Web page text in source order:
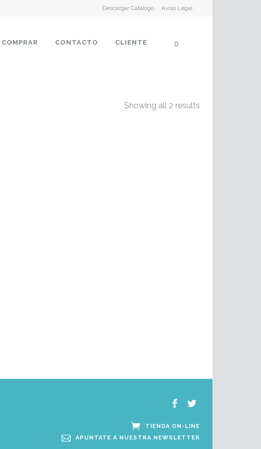
Descargar Catálogo Aviso Legal
0
COMPRAR CONTACTO CLIENTE
Showing all 2 results
TIENDA ON-LINE
APUNTATE A NUESTRA NEWSLETTER